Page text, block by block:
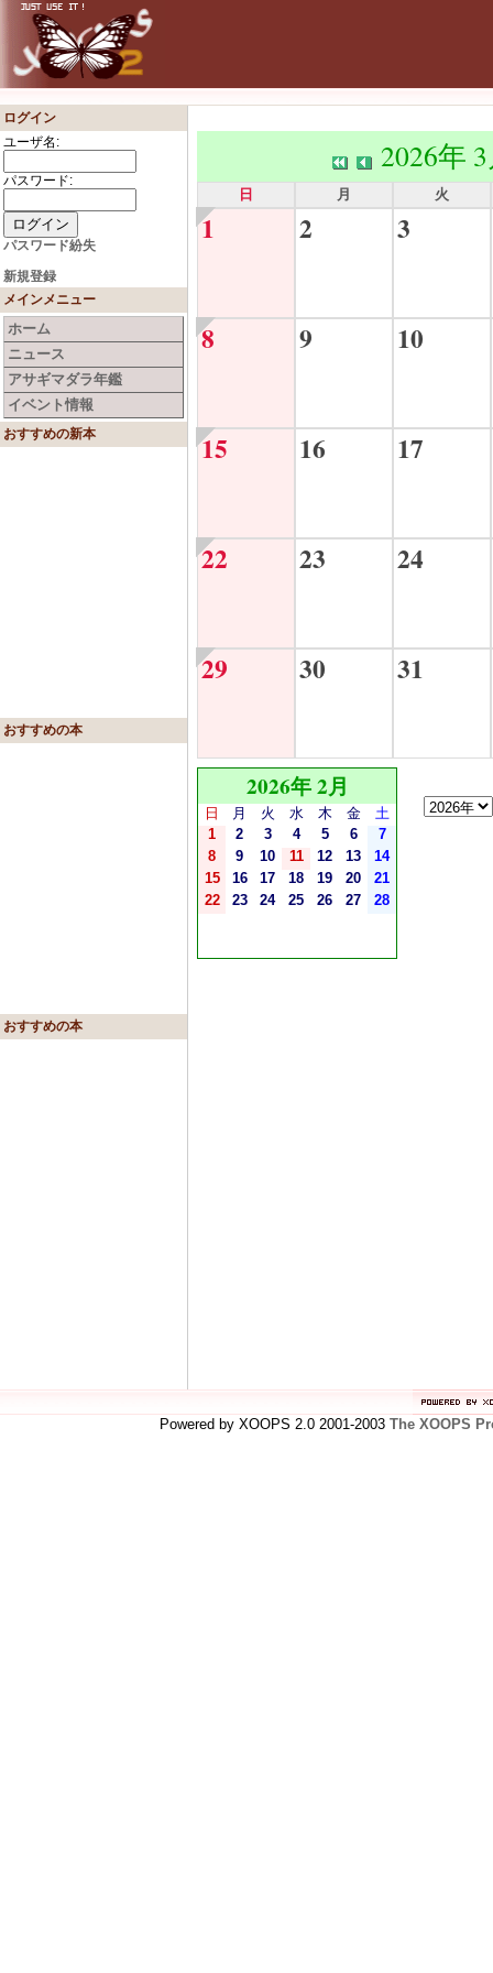
ログイン
ユーザ名:
パスワード:
パスワード紛失
新規登録
メインメニュー
ホーム
ニュース
アサギマダラ年鑑
イベント情報
おすすめの新本
おすすめの本
おすすめの本
2026年
日 月 火
1 2 3
8 9 10
15 16 17
22 23 24
29 30 31
2026年 2月
日 月 火 水 木 金
土
1
2 3 4 5 6
7
8
9 10 11 12 13
14
15
16 17 18 19 20
21
22
23 24 25 26 27 28
Powered by XOOPS 2.0 2001-2003 The XOOPS